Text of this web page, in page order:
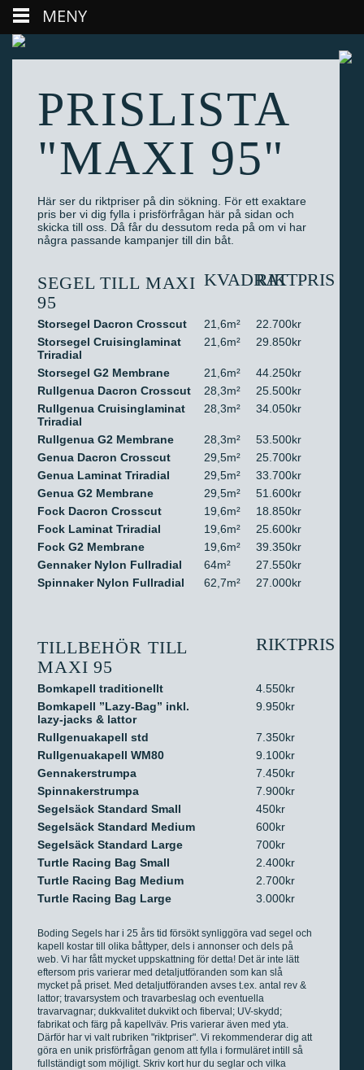
PRISLISTA
"MAXI 95"
Här ser du riktpriser på din sökning. För ett exaktare
pris ber vi dig fylla i prisförfrågan här på sidan och
skicka till oss. Då får du dessutom reda på om vi har
några passande kampanjer till din båt.
SEGEL TILL MAXI
95
KVADRATRIKTPRIS
Storsegel Dacron Crosscut 21,6m²
22.700kr
Storsegel Cruisinglaminat
Triradial
21,6m² 29.850kr
Storsegel G2 Membrane 21,6m²
44.250kr
Rullgenua Dacron Crosscut
28,3m²
25.500kr
Rullgenua Cruisinglaminat
Triradial
28,3m² 34.050kr
Rullgenua G2 Membrane 28,3m²
53.500kr
Genua Dacron Crosscut
29,5m²
25.700kr
Genua Laminat Triradial
29,5m²
33.700kr
Genua G2 Membrane
29,5m²
51.600kr
Fock Dacron Crosscut
19,6m²
18.850kr
Fock Laminat Triradial
19,6m²
25.600kr
Fock G2 Membrane
19,6m²
39.350kr
Gennaker Nylon Fullradial
64m²
27.550kr
Spinnaker Nylon Fullradial
62,7m² 27.000kr
TILLBEHÖR TILL
MAXI 95
RIKTPRIS
Bomkapell traditionellt
4.550kr
Bomkapell ”Lazy-Bag” inkl.
lazy-jacks & lattor
9.950kr
Rullgenuakapell std
7.350kr
Rullgenuakapell WM80
9.100kr
Gennakerstrumpa
7.450kr
Spinnakerstrumpa
7.900kr
Segelsäck Standard Small
450kr
Segelsäck Standard Medium
600kr
Segelsäck Standard Large
700kr
Turtle Racing Bag Small
2.400kr
Turtle Racing Bag Medium
2.700kr
Turtle Racing Bag Large
3.000kr
Boding Segels har i 25 års tid försökt synliggöra vad segel och
kapell kostar till olika båttyper, dels i annonser och dels på
web. Vi har fått mycket uppskattning för detta! Det är inte lätt
eftersom pris varierar med detaljutföranden som kan slå
mycket på priset. Med detaljutföranden avses t.ex. antal rev &
lattor; travarsystem och travarbeslag och eventuella
travarvagnar; dukkvalitet dukvikt och fiberval; UV-skydd;
fabrikat och färg på kapellväv. Pris varierar även med yta.
Därför har vi valt rubriken "riktpriser". Vi rekommenderar dig att
göra en unik prisförfrågan genom att fylla i formuläret intill så
fullständigt som möjligt. Skriv kort hur du seglar och vilka
MENY